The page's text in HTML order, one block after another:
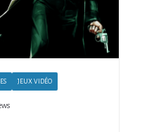
JEUX VIDÉO